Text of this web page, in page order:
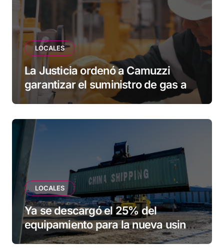
LOCALES
La Justicia ordenó a Camuzzi
garantizar el suministro de gas a
una familia de Tolhuin
LOCALES
Ya se descargó el 25% del
equipamiento para la nueva usina
de Ushuaia